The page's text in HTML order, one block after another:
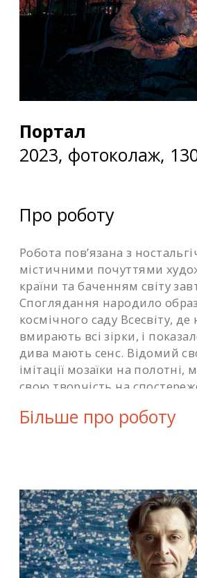
Портал
2023, фотоколаж,
Про роботу
Робота пов’язана з
містичними почуттями
країни та баченням світу
Споглядання народило
космічного саду Всесвіту,
вмирають всі зірки, і
дива мають сенс. Відомий
імітації мозаїки на полотні,
свою творчість на
задумів.
Більше про роботу